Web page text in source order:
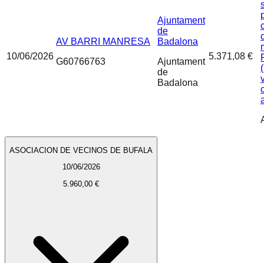
10/06/2026
AV BARRI MANRESA
G60766763
Ajuntament
de
Badalona
Ajuntament
de
Badalona
5.371,08 €
ASOCIACION DE VECINOS DE BUFALA
10/06/2026
5.960,00 €